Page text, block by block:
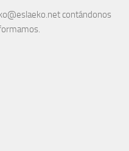
contándonos